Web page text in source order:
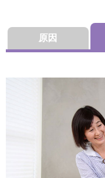
原因